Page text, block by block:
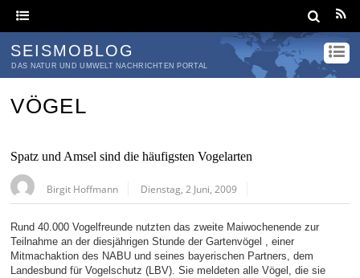
SEISMOBLOG
DAS NATUR UND UMWELT NACHRICHTEN PORTAL
VÖGEL
Spatz und Amsel sind die häufigsten Vogelarten
Birgit Hoffmann Dienstag, 2 Juni, 2009
Rund 40.000 Vogelfreunde nutzten das zweite Maiwochenende zur
Teilnahme an der diesjährigen Stunde der Gartenvögel , einer
Mitmachaktion des NABU und seines bayerischen Partners, dem
Landesbund für Vogelschutz (LBV). Sie meldeten alle Vögel, die sie